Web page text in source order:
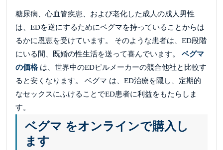
糖尿病、心血管疾患、および老化した成人の成人男性
は、EDを逆にするためにベグマを持っていることからは
るかに恩恵を受けています。 そのような患者は、ED段階
にいる間、既婚の性生活を送って喜んでいます。 ベグマ
の価格 は、世界中のEDピルメーカーの競合他社と比較す
ると安くなります。 ベグマ は、ED治療を隠し、定期的
なセックスにふけることでED患者に利益をもたらしま
す。
ベグマ をオンラインで購入し
ます